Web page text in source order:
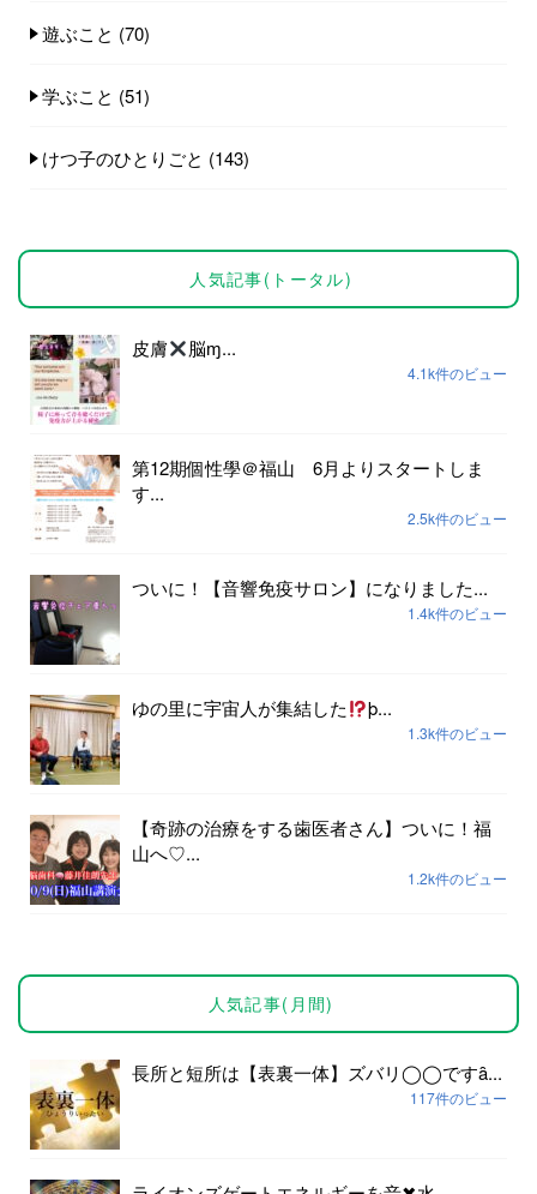
遊ぶこと (70)
学ぶこと (51)
けつ子のひとりごと (143)
人気記事(トータル)
皮膚 脳ɱ...
4.1k件のビュー
第12期個性學＠福山 6月よりスタートしま
す...
2.5k件のビュー
ついに！【音響免疫サロン】になりました...
1.4k件のビュー
ゆの里に宇宙人が集結した þ...
1.3k件のビュー
【奇跡の治療をする歯医者さん】ついに！福
山へ♡...
1.2k件のビュー
人気記事(月間)
長所と短所は【表裏一体】ズバリ◯◯ですȃ...
117件のビュー